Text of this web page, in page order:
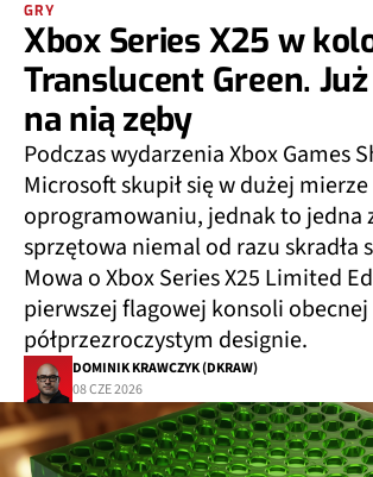
GRY
Xbox Series X25 w
Translucent Green.
na nią zęby
Podczas wydarzenia Xbox Games
Microsoft skupił się w dużej
oprogramowaniu, jednak to jedna
sprzętowa niemal od razu skradła
Mowa o Xbox Series X25 Limited
pierwszej flagowej konsoli
półprzezroczystym designie.
DOMINIK KRAWCZYK (DKRAW)
08 CZE 2026